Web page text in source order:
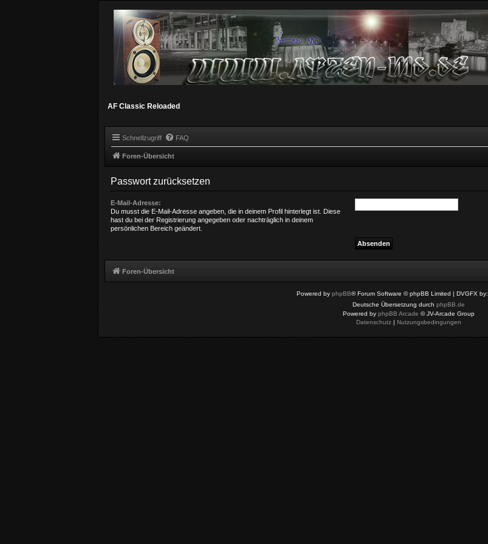
AF Classic Reloaded
Schnellzugriff FAQ
Foren-Übersicht
Passwort zurücksetzen
E-Mail-Adresse:
Du musst die E-Mail-Adresse angeben, die in deinem Profil hinterlegt ist. Diese
hast du bei der Registrierung angegeben oder nachträglich in deinem
persönlichen Bereich geändert.
Foren-Übersicht
Powered by phpBB® Forum Software © phpBB Limited | DVGFX by:
Deutsche Übersetzung durch phpBB.de
Powered by phpBB Arcade © JV-Arcade Group
Datenschutz| Nutzungsbedingungen